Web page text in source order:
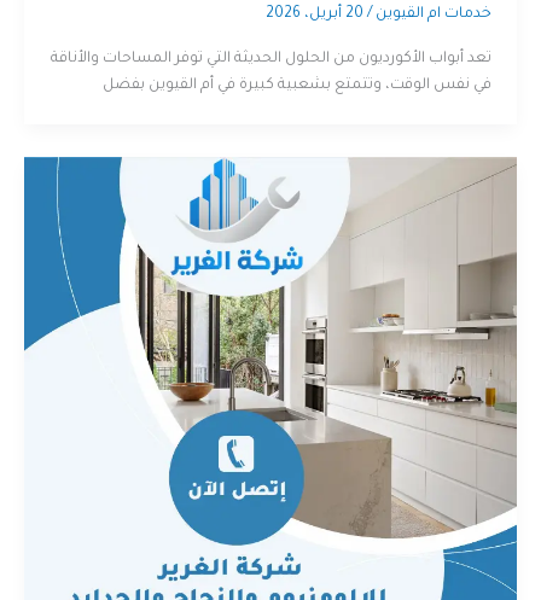
خدمات ام القيوين / 20 أبريل، 2026
تعد أبواب الأكورديون من الحلول الحديثة التي توفر المساحات والأناقة
في نفس الوقت، وتتمتع بشعبية كبيرة في أم القيوين بفضل